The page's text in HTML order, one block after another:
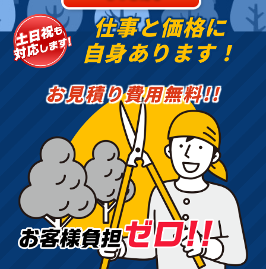
仕事と価格に
自身あります！
お見積り費用無料!!